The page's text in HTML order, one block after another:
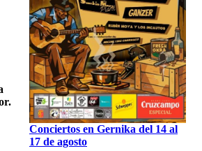
Conciertos en Gernika del 14 al
17 de agosto